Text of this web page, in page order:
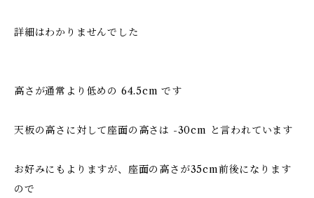
詳細はわかりませんでした
高さが通常より低めの 64.5cm です
天板の高さに対して座面の高さは -30cm と言われています
お好みにもよりますが、座面の高さが35cm前後になります
ので